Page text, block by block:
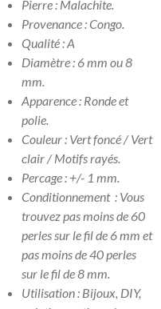
Pierre : Malachite.
Provenance : Congo.
Qualité : A
Diamètre : 6 mm ou 8
mm.
Apparence : Ronde et
polie.
Couleur : Vert foncé / Vert
clair / Motifs rayés.
Percage : +/- 1 mm.
Conditionnement : Vous
trouvez pas moins de 60
perles sur le fil de 6 mm et
pas moins de 40 perles
sur le fil de 8 mm.
Utilisation : Bijoux, DIY,